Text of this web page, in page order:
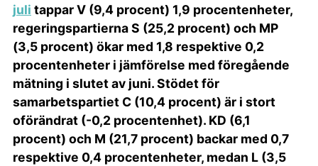
juli tappar V (9,4 procent) 1,9 procentenheter,
regeringspartierna S (25,2 procent) och MP
(3,5 procent) ökar med 1,8 respektive 0,2
procentenheter i jämförelse med föregående
mätning i slutet av juni. Stödet för
samarbetspartiet C (10,4 procent) är i stort
oförändrat (-0,2 procentenhet). KD (6,1
procent) och M (21,7 procent) backar med 0,7
respektive 0,4 procentenheter, medan L (3,5